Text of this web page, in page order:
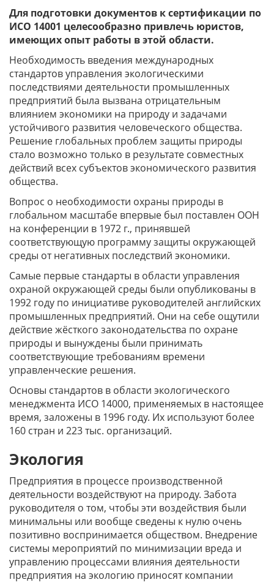
Для подготовки документов к сертификации по
ИСО 14001 целесообразно привлечь юристов,
имеющих опыт работы в этой области.
Необходимость введения международных
стандартов управления экологическими
последствиями деятельности промышленных
предприятий была вызвана отрицательным
влиянием экономики на природу и задачами
устойчивого развития человеческого общества.
Решение глобальных проблем защиты природы
стало возможно только в результате совместных
действий всех субъектов экономического развития
общества.
Вопрос о необходимости охраны природы в
глобальном масштабе впервые был поставлен ООН
на конференции в 1972 г., принявшей
соответствующую программу защиты окружающей
среды от негативных последствий экономики.
Самые первые стандарты в области управления
охраной окружающей среды были опубликованы в
1992 году по инициативе руководителей английских
промышленных предприятий. Они на себе ощутили
действие жёсткого законодательства по охране
природы и вынуждены были принимать
соответствующие требованиям времени
управленческие решения.
Основы стандартов в области экологического
менеджмента ИСО 14000, применяемых в настоящее
время, заложены в 1996 году. Их используют более
160 стран и 223 тыс. организаций.
Экология
Предприятия в процессе производственной
деятельности воздействуют на природу. Забота
руководителя о том, чтобы эти воздействия были
минимальны или вообще сведены к нулю очень
позитивно воспринимается обществом. Внедрение
системы мероприятий по минимизации вреда и
управлению процессами влияния деятельности
предприятия на экологию приносят компании